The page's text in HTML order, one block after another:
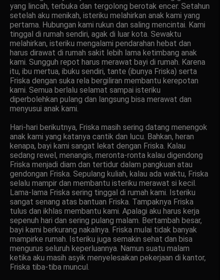
yang lincah, terbuka dan tergolong berotak encer. Setahun
setelah aku menikah, isteriku melahirkan anak kami yang
pertama. Hubungan kami rukun dan saling mencintai. Kami
tinggal di rumah sendiri, agak di luar kota. Sewaktu
melahirkan, isteriku mengalami pendarahan hebat dan
harus dirawat di rumah sakit lebih lama ketimbang anak
kami. Sungguh repot harus merawat bayi di rumah. Karena
itu, ibu mertua, ibuku sendiri, tante (ibunya Friska) serta
Friska dengan suka rela bergiliran membantu kerepotan
kami. Semua berlalu selamat sampai isteriku
diperbolehkan pulang dan langsung bisa merawat dan
menyusui anak kami.
Hari-hari berikutnya, Friska masih sering datang menengok
anak kami yang katanya cantik dan lucu. Bahkan, heran
kenapa, bayi kami sangat lekat dengan Friska. Kalau
sedang rewel, menangis, meronta-ronta kalau digendong
Friska menjadi diam dan tertidur dalam pangkuan atau
gendongan Friska. Sepulang kuliah, kalau ada waktu, Friska
selalu mampir dan membantu isteriku merawat si kecil.
Lama-lama Friska sering tinggal di rumah kami. Isteriku
sangat senang atas bantuan Friska. Tampaknya Friska
tulus dan ikhlas membantu kami. Apalagi aku harus kerja
sepenuh hari dan sering pulang malam. Bertambah besar,
bayi kami berkurang nakalnya. Friska mulai tidak banyak
mampirke rumah. Isteriku juga semakin sehat dan bisa
mengurus seluruh keperluannya. Namun suatu malam
ketika aku masih asyik menyelesaikan pekerjaan di kantor,
Friska tiba-tiba muncul.